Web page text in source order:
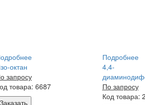
октан
запросу
товара: 6687
Заказать
Подробнее
4,4-
По запросу
Код товара: